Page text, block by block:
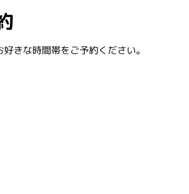
きな時間帯をご予約ください。